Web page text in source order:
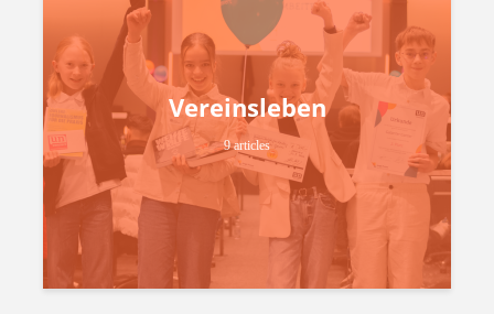
Vereinsleben
9 articles